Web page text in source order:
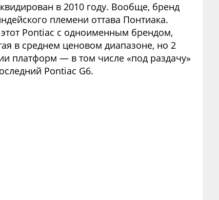
в 2010 году. Вообще, бренд
племени оттава Понтиака.
Pontiac с одноименным брендом,
в среднем ценовом диапазоне, но 2
платформ — в том числе «под раздачу»
Pontiac G6.